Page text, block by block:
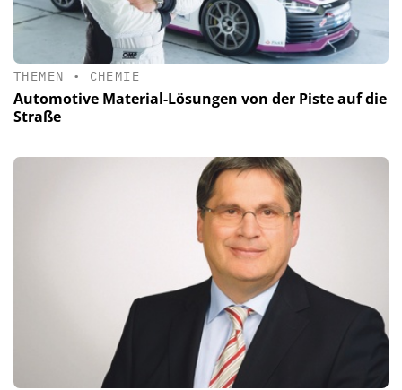
THEMEN • CHEMIE
Automotive Material-Lösungen von der Piste auf die
Straße